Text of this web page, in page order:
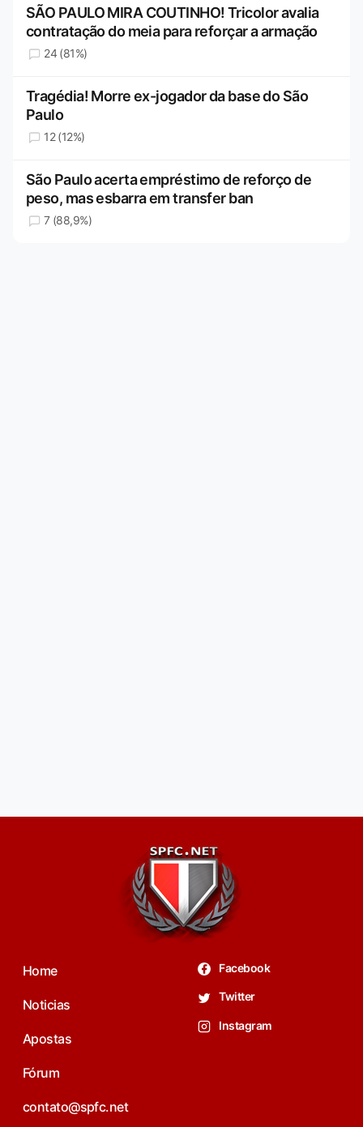
SÃO PAULO MIRA COUTINHO! Tricolor avalia
contratação do meia para reforçar a armação
24 (81%)
Tragédia! Morre ex-jogador da base do São
Paulo
12 (12%)
São Paulo acerta empréstimo de reforço de
peso, mas esbarra em transfer ban
7 (88,9%)
Home
Noticias
Apostas
Fórum
contato@spfc.net
Facebook
Twitter
Instagram